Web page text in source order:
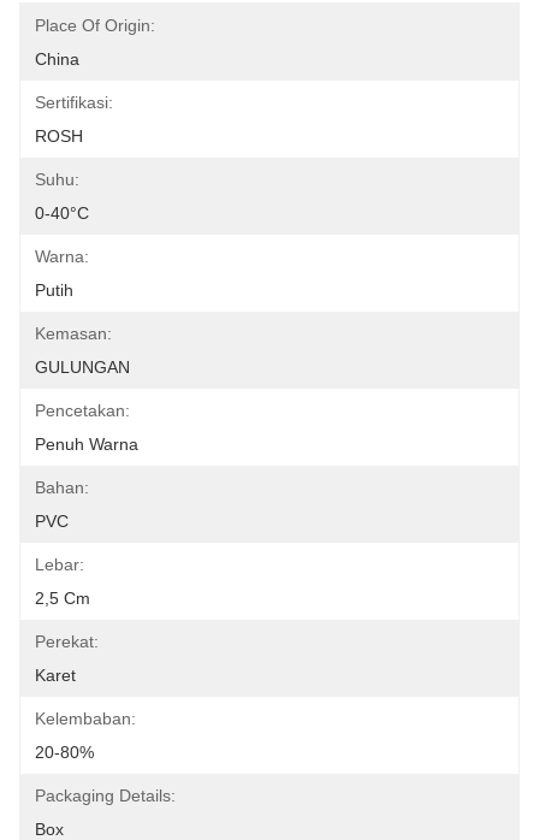
Place Of Origin:
China
Sertifikasi:
ROSH
Suhu:
0-40°C
Warna:
Putih
Kemasan:
GULUNGAN
Pencetakan:
Penuh Warna
Bahan:
PVC
Lebar:
2,5 Cm
Perekat:
Karet
Kelembaban:
20-80%
Packaging Details:
Box